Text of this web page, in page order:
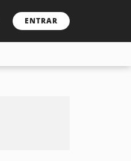
ENTRAR